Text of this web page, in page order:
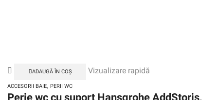
ADAUGĂ ÎN COȘ Vizualizare rapidă
ACCESORII BAIE, PERII WC
Perie wc cu suport Hansgrohe AddStoris,